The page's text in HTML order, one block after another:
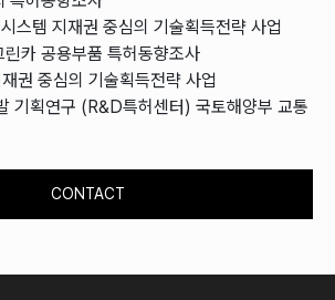
스템 지재권 중심의 기술획득전략 사업
카 공용부품 특허동향조사
권 중심의 기술획득전략 사업
기획연구 (R&D특허센터) 국토해양부 교통
CONTACT